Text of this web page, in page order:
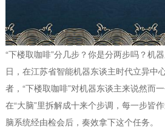
“下楼取咖啡”分几步？你是分两步吗？机
日，在江苏省智能机器东谈主时代立异中
者，“下楼取咖啡”对机器东谈主来说然而
在“大脑”里拆解成十来个步调，每一步皆
脑系统经由检会后，奏效拿下这个任务。